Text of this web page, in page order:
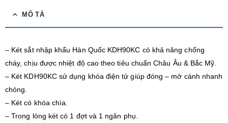
MÔ TẢ
– Két sắt nhập khẩu Hàn Quốc KDH90KC có khả năng chống
cháy, chịu được nhiệt độ cao theo tiêu chuẩn Châu Âu & Bắc Mỹ.
– Két KDH90KC sử dụng khóa điện tử giúp đóng – mở cánh nhanh
chóng.
– Két có khóa chìa.
– Trong lòng két có 1 đợt và 1 ngăn phụ.